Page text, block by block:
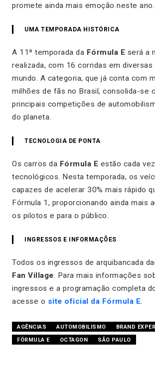
promete ainda mais emoção neste ano.
UMA TEMPORADA HISTÓRICA
A 11ª temporada da Fórmula E será a
realizada, com 16 corridas em diversas
mundo. A categoria, que já conta com
milhões de fãs no Brasil, consolida-se
principais competições de
do planeta.
TECNOLOGIA DE PONTA
Os carros da Fórmula E estão cada
tecnológicos. Nesta temporada, os
capazes de acelerar 30% mais rápido
Fórmula 1, proporcionando ainda mais
os pilotos e para o público.
INGRESSOS E INFORMAÇÕES
Todos os ingressos de arquibancada
Fan Village. Para mais informações
ingressos e a programação completa
acesse o site oficial da Fórmula E.
AGÊNCIAS AUTOMOBILISMO
BRAND
FÓRMULA E
OCTAGON SÃO PAULO